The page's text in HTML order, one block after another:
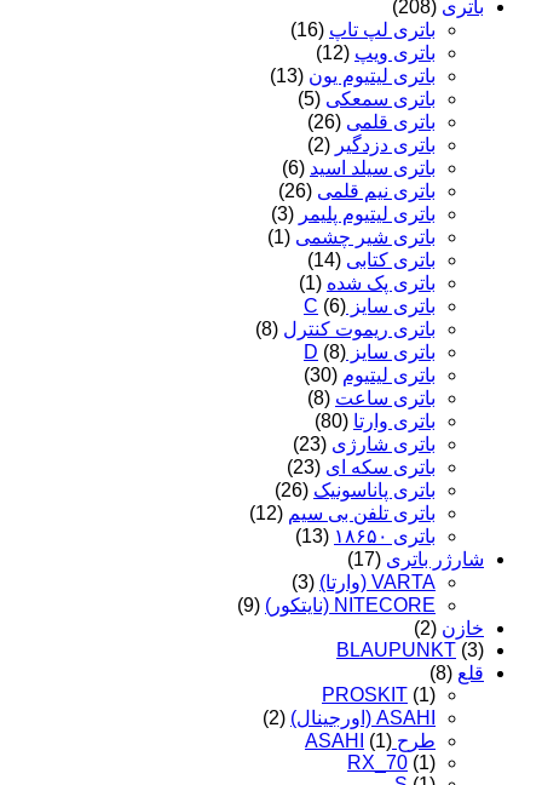
باتری (208)
باتری لپ تاپ (16)
باتری ویپ (12)
باتری لیتیوم یون (13)
باتری سمعکی (5)
باتری قلمی (26)
باتری دزدگیر (2)
باتری سیلد اسید (6)
باتری نیم قلمی (26)
باتری لیتیوم پلیمر (3)
باتری شیر چشمی (1)
باتری کتابی (14)
باتری پک شده (1)
باتری سایز C (6)
باتری ریموت کنترل (8)
باتری سایز D (8)
باتری لیتیوم (30)
باتری ساعت (8)
باتری وارتا (80)
باتری شارژی (23)
باتری سکه ای (23)
باتری پاناسونیک (26)
باتری تلفن بی سیم (12)
باتری ۱۸۶۵۰
(13)
شارژر باتری (17)
VARTA (وارتا)
(3)
NITECORE (نایتکور)
(9)
خازن (2)
BLAUPUNKT (3)
قلع (8)
PROSKIT (1)
ASAHI (اورجینال)
(2)
طرح ASAHI (1)
RX_70 (1)